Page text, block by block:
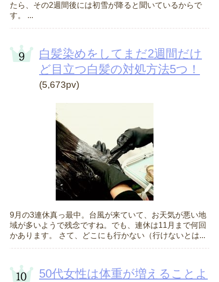
たら、その2週間後には初雪が降ると聞いているからで
す。 ...
白髪染めをしてまだ2週間だけ
ど目立つ白髪の対処方法5つ！
(5,673pv)
9月の3連休真っ最中。台風が来ていて、お天気が悪い地
域が多いようで残念ですね。でも、連休は11月まで何回
かあります。 さて、どこにも行かない（行けないとは...
50代女性は体重が増えることよ